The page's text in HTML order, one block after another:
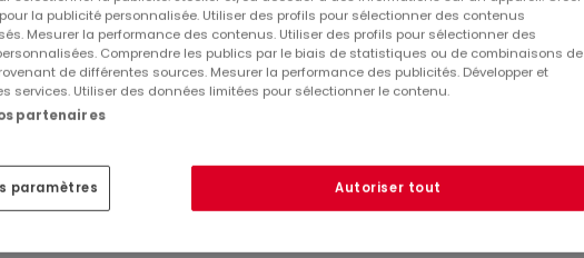
m². Les chambres bénéficient d'un accès à une terrasse
de 25,53 m².
Réf atHome
la publicité personnalisée. Utiliser des profils pour sélectionner des contenus
Mesurer la performance des contenus. Utiliser des profils pour sélectionner des
Comprendre les publics par le biais de statistiques ou de combinaisons de
de différentes sources. Mesurer la performance des publicités. Développer et
services. Utiliser des données limitées pour sélectionner le contenu.
partenaires
paramètres Autoriser tout